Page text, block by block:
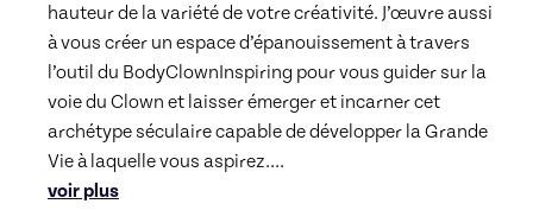
hauteur de la variété de votre créativité. J’œuvre aussi
à vous créer un espace d’épanouissement à travers
l’outil du BodyClownInspiring pour vous guider sur la
voie du Clown et laisser émerger et incarner cet
archétype séculaire capable de développer la Grande
Vie à laquelle vous aspirez....
voir plus